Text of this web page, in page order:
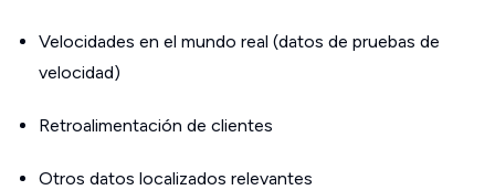
Velocidades en el mundo real (datos de pruebas de
velocidad)
Retroalimentación de clientes
Otros datos localizados relevantes